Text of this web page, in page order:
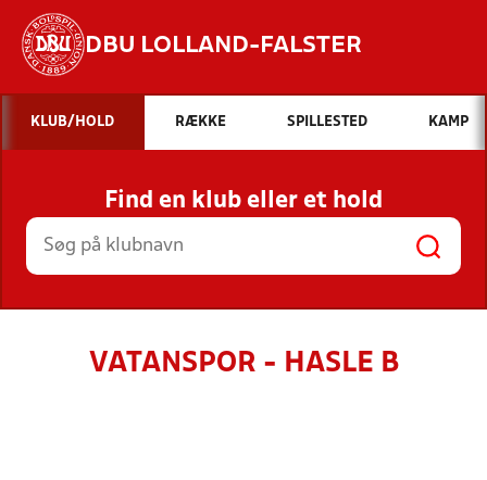
DBU LOLLAND-FALSTER
Hvad vil du søge efter?
INDHOLD OG NYHEDER
STILLINGER, RESULTATER, KLUBBER OG
HOLD
KLUB/HOLD RÆKKE SPILLESTED KAMP
Find en klub eller et hold
VATANSPOR - HASLE B